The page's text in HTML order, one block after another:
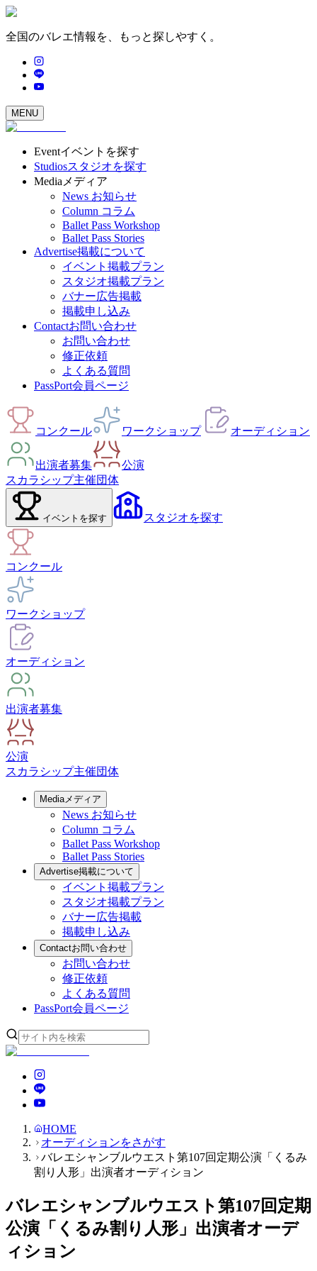
全国のバレエ情報を、もっと探しやすく。
MENU
Eventイベントを探す
Studiosスタジオを探す
Media メディア
News お知らせ
Column コラム
Ballet Pass Workshop
Ballet Pass Stories
Advertise掲載について
イベント掲載プラン
スタジオ掲載プラン
バナー広告掲載
掲載申し込み
Contactお問い合わせ
お問い合わせ
修正依頼
よくある質問
PassPort会員ページ
コンクール ワークショップ オーディション
出演者募集
公演
スカラシップ主催団体
イベント を探す スタジオを探す
コンクール
ワークショップ
オーディション
出演者募集
公演
スカラシップ主催団体
Mediaメディア
News お知らせ
Column コラム
Ballet Pass Workshop
Ballet Pass Stories
Advertise掲載について
イベント掲載プラン
スタジオ掲載プラン
バナー広告掲載
掲載申し込み
Contactお問い合わせ
お問い合わせ
修正依頼
よくある質問
PassPort会員ページ
HOME
オーディションをさがす
バレエシャンブルウエスト第107回定期公演「くるみ
割り人形」出演者オーディション
バレエシャンブルウエスト第107回定期
公演「くるみ割り人形」出演者オーデ
ィション